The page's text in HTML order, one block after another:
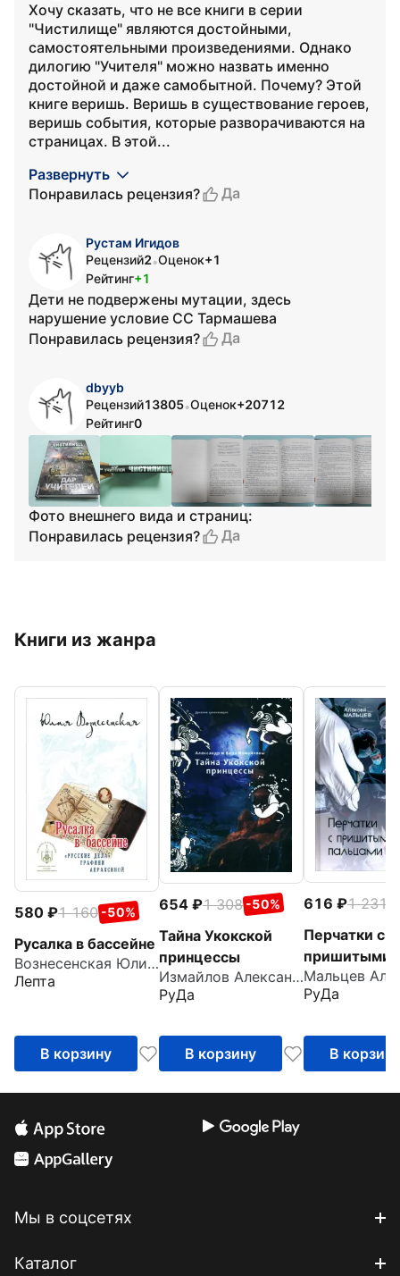
Хочу сказать, что не все книги в серии
"Чистилище" являются достойными,
самостоятельными произведениями. Однако
дилогию "Учителя" можно назвать именно
достойной и даже самобытной. Почему? Этой
книге веришь. Веришь в существование героев,
веришь события, которые разворачиваются на
страницах. В этой...
Развернуть
Понравилась рецензия?
Да
Рустам Игидов
Рецензий2•Оценок+1
Рейтинг+1
Дети не подвержены мутации, здесь
нарушение условие СС Тармашева
Понравилась рецензия?
Да
dbyyb
Рецензий13805•Оценок+20712
Рейтинг0
Фото внешнего вида и страниц:
Понравилась рецензия?
Да
Книги из жанра
580 1 160 -50%
Русалка в бассейне
Вознесенская Юлия Николаевна
Лепта
В корзину
654 1 308 -50%
Тайна Укокской
принцессы
Измайлов Александр
РуДа
В корзину
616 1 231
Перчатки с
пришитыми
пальцами
РуДа
В корзину
Мы в соцсетях
Каталог